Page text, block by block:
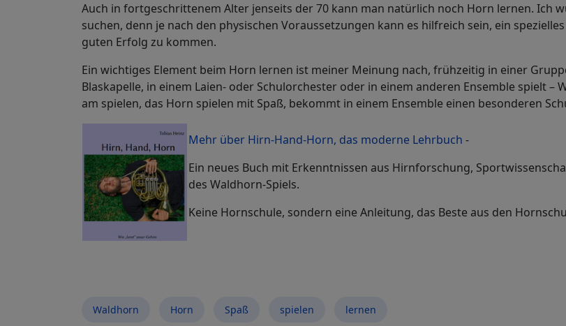
Auch in fortgeschrittenem Alter jenseits der 70 kann man natürlich noch Horn lernen. Ich
suchen, denn je nach den physischen Voraussetzungen kann es hilfreich sein, ein
guten Erfolg zu kommen.
Ein wichtiges Element beim Horn lernen ist meiner Meinung nach, frühzeitig in einer
Blaskapelle, in einem Laien- oder Schulorchester oder in einem anderen Ensemble spielt
am spielen, das Horn spielen mit Spaß, bekommt in einem Ensemble einen besonderen
Mehr über Hirn-Hand-Horn, das moderne Lehrbuch -
Ein neues Buch mit Erkenntnissen aus Hirnforschung,
des Waldhorn-Spiels.
Keine Hornschule, sondern eine Anleitung, das Beste aus den
Waldhorn Horn Spaß spielen lernen